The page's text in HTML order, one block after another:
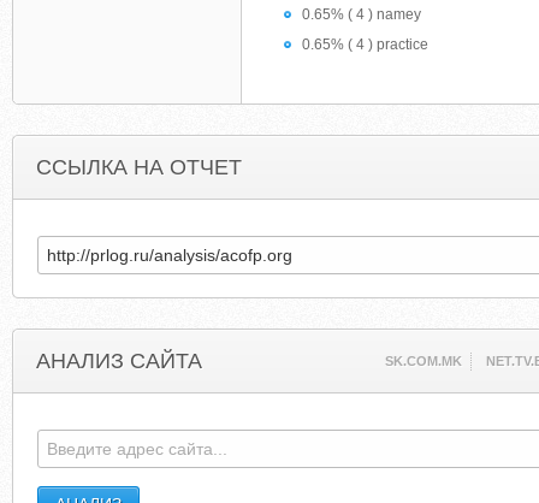
0.65% ( 4 ) namey
0.65% ( 4 ) practice
ССЫЛКА НА ОТЧЕТ
АНАЛИЗ САЙТА SK.COM.MK